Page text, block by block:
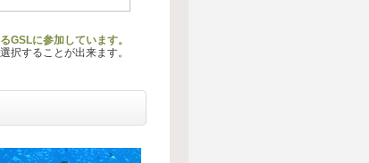
GSLに参加しています。
択することが出来ます。